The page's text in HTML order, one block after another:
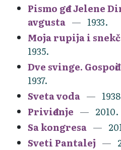
Pismo gđe Jelene
avgusta
1933.
Moja rupija i
1935.
Dve svinge.
1937.
Sveta voda
Priviđenje
2010.
Sa kongresa
Sveti Pantalej